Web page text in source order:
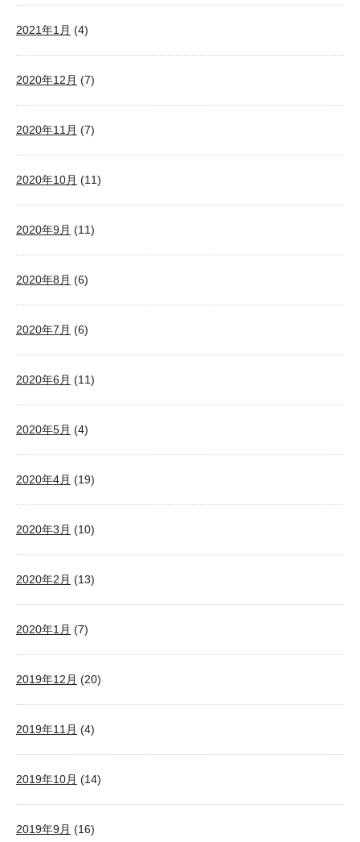
2021年1月 (4)
2020年12月 (7)
2020年11月 (7)
2020年10月 (11)
2020年9月 (11)
2020年8月 (6)
2020年7月 (6)
2020年6月 (11)
2020年5月 (4)
2020年4月 (19)
2020年3月 (10)
2020年2月 (13)
2020年1月 (7)
2019年12月 (20)
2019年11月 (4)
2019年10月 (14)
2019年9月 (16)